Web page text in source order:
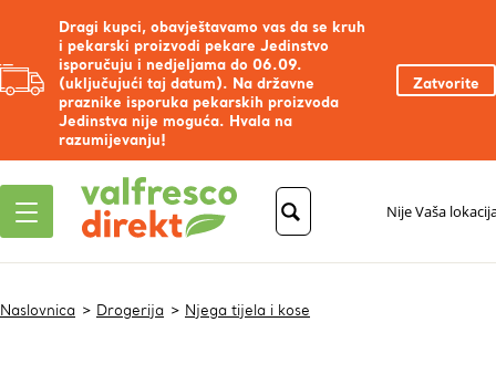
Dragi kupci, obavještavamo vas da se kruh
i pekarski proizvodi pekare Jedinstvo
isporučuju i nedjeljama do 06.09.
(uključujući taj datum). Na državne
praznike isporuka pekarskih proizvoda
Jedinstva nije moguća. Hvala na
razumijevanju!
Zatvorite
Nije Vaša
Naslovnica Drogerija Njega tijela i kose